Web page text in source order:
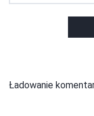
Ładowanie